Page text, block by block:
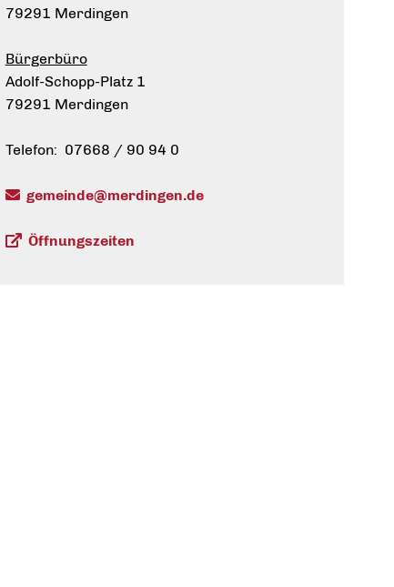
79291 Merdingen
Bürgerbüro
Adolf-Schopp-Platz 1
79291 Merdingen
Telefon: 07668 / 90 94 0
gemeinde@merdingen.de
Öffnungszeiten